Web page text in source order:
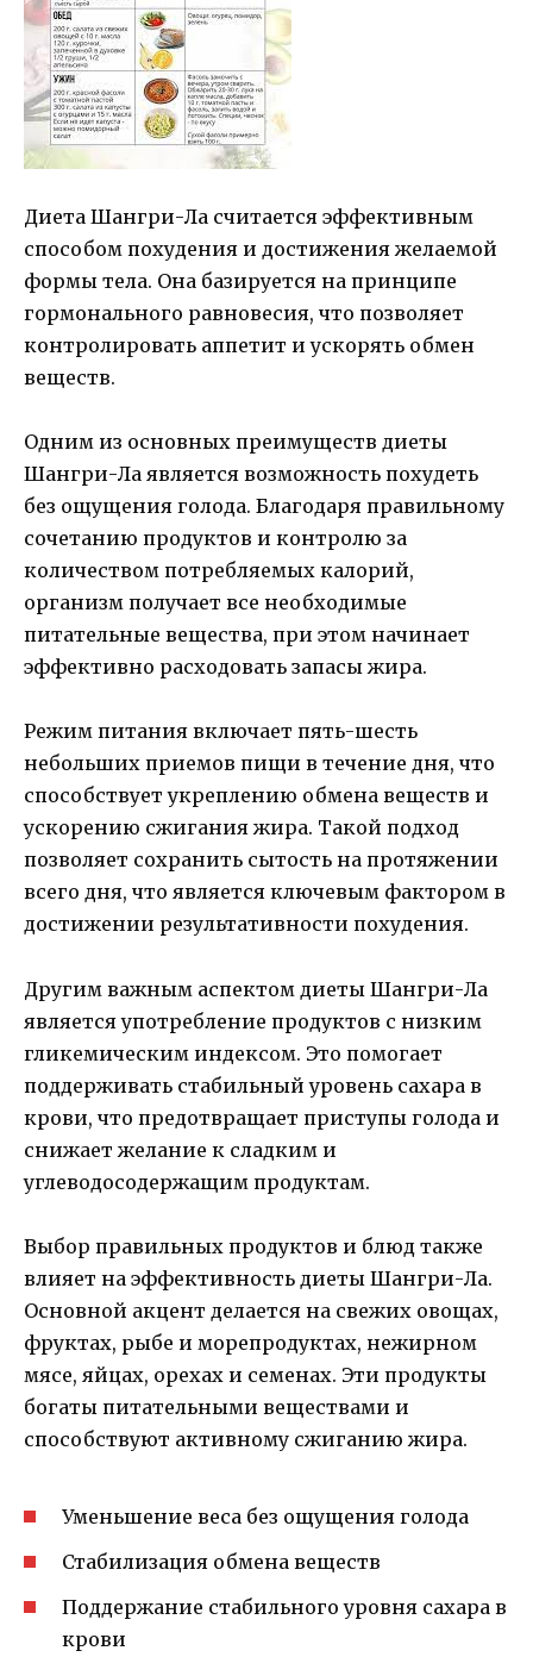
Диета Шангри-Ла считается эффективным
способом похудения и достижения желаемой
формы тела. Она базируется на принципе
гормонального равновесия, что позволяет
контролировать аппетит и ускорять обмен
веществ.
Одним из основных преимуществ диеты
Шангри-Ла является возможность похудеть
без ощущения голода. Благодаря правильному
сочетанию продуктов и контролю за
количеством потребляемых калорий,
организм получает все необходимые
питательные вещества, при этом начинает
эффективно расходовать запасы жира.
Режим питания включает пять-шесть
небольших приемов пищи в течение дня, что
способствует укреплению обмена веществ и
ускорению сжигания жира. Такой подход
позволяет сохранить сытость на протяжении
всего дня, что является ключевым фактором в
достижении результативности похудения.
Другим важным аспектом диеты Шангри-Ла
является употребление продуктов с низким
гликемическим индексом. Это помогает
поддерживать стабильный уровень сахара в
крови, что предотвращает приступы голода и
снижает желание к сладким и
углеводосодержащим продуктам.
Выбор правильных продуктов и блюд также
влияет на эффективность диеты Шангри-Ла.
Основной акцент делается на свежих овощах,
фруктах, рыбе и морепродуктах, нежирном
мясе, яйцах, орехах и семенах. Эти продукты
богаты питательными веществами и
способствуют активному сжиганию жира.
Уменьшение веса без ощущения голода
Стабилизация обмена веществ
Поддержание стабильного уровня сахара в
крови